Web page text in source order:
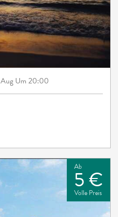
Aug Um 20:00
Ab
5 €
Volle Preis